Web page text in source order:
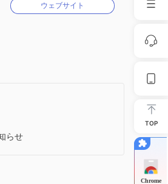
ウェブサイト
らせ
TOP
Chrome